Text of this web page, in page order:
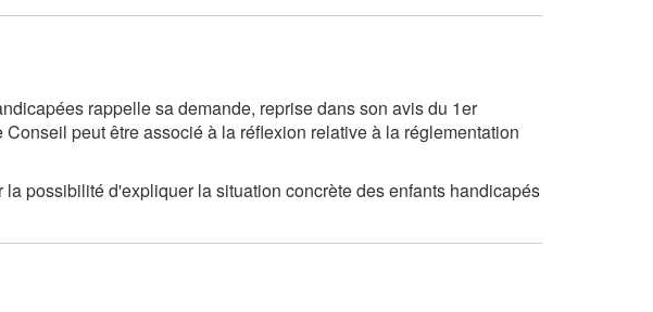
rappelle sa demande, reprise dans son avis du 1er
peut être associé à la réflexion relative à la réglementation
possibilité d'expliquer la situation concrète des enfants handicapés